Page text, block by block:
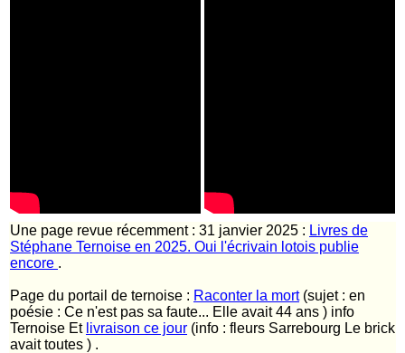
Une page revue récemment : 31 janvier 2025 : Livres de
Stéphane Ternoise en 2025. Oui l'écrivain lotois publie
encore .
Page du portail de ternoise : Raconter la mort(sujet : en
poésie : Ce n'est pas sa faute... Elle avait 44 ans ) info
Ternoise Et livraison ce jour (info : fleurs Sarrebourg Le brick
avait toutes ) .